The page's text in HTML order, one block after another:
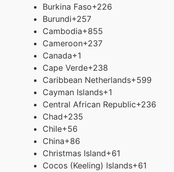
Burkina Faso+226
Burundi+257
Cambodia+855
Cameroon+237
Canada+1
Cape Verde+238
Caribbean Netherlands+599
Cayman Islands+1
Central African Republic+236
Chad+235
Chile+56
China+86
Christmas Island+61
Cocos (Keeling) Islands+61